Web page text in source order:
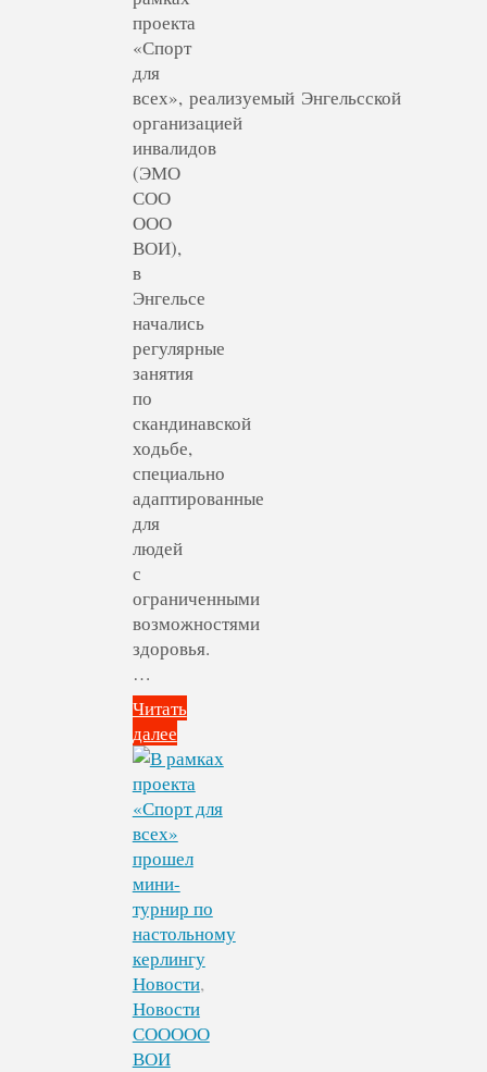
проекта
«Спорт
для
всех», реализуемый Энгельсской
организацией
инвалидов
(ЭМО
СОО
ООО
ВОИ),
в
Энгельсе
начались
регулярные
занятия
по
скандинавской
ходьбе,
специально
адаптированные
для
людей
с
ограниченными
возможностями
здоровья.
…
Читать
далее
"Начались
регулярные
занятия
по
скандинавской
ходьбе,
специально
адаптированные
для
людей
с
ограниченными
возможностями
Новости,
Новости
СООООО
ВОИ